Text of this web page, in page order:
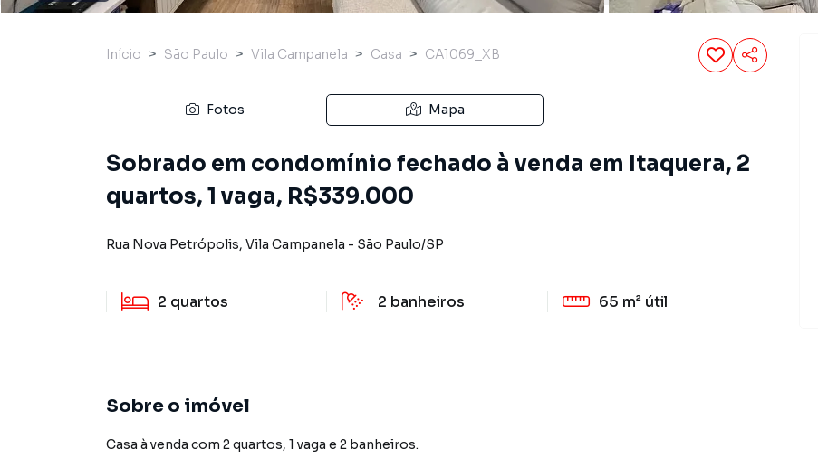
Início São Paulo Vila Campanela Casa CA1069_XB
Fotos Mapa
Sobrado em condomínio fechado à venda em Itaquera, 2
quartos, 1 vaga, R$339.000
Rua Nova Petrópolis, Vila Campanela - São Paulo/SP
2 quartos 2 banheiros 65 m² útil
Sobre o imóvel
Casa à venda com 2 quartos, 1 vaga e 2 banheiros.